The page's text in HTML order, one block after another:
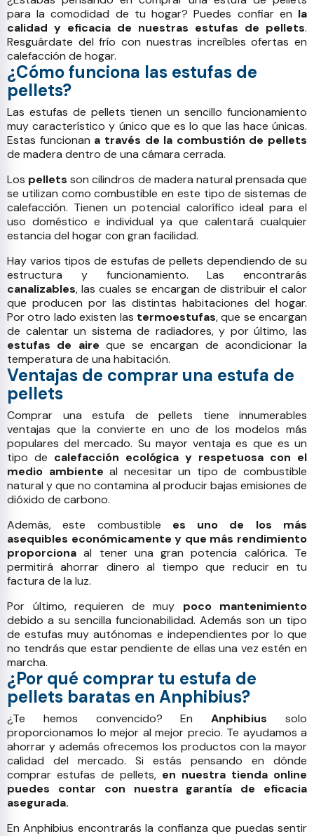
para la comodidad de tu hogar? Puedes confiar en la
calidad y eficacia de nuestras estufas de pellets.
Resguárdate del frío con nuestras increíbles ofertas en
calefacción de hogar.
¿Cómo funciona las estufas de
pellets?
Las estufas de pellets tienen un sencillo funcionamiento
muy característico y único que es lo que las hace únicas.
Estas funcionan a través de la combustión de pellets
de madera dentro de una cámara cerrada.
Los pellets son cilindros de madera natural prensada que
se utilizan como combustible en este tipo de sistemas de
calefacción. Tienen un potencial calorífico ideal para el
uso doméstico e individual ya que calentará cualquier
estancia del hogar con gran facilidad.
Hay varios tipos de estufas de pellets dependiendo de su
estructura y funcionamiento. Las encontrarás
canalizables, las cuales se encargan de distribuir el calor
que producen por las distintas habitaciones del hogar.
Por otro lado existen las termoestufas, que se encargan
de calentar un sistema de radiadores, y por último, las
estufas de aire que se encargan de acondicionar la
temperatura de una habitación.
Ventajas de comprar una estufa de
pellets
Comprar una estufa de pellets tiene innumerables
ventajas que la convierte en uno de los modelos más
populares del mercado. Su mayor ventaja es que es un
tipo de calefacción ecológica y respetuosa con el
medio ambiente al necesitar un tipo de combustible
natural y que no contamina al producir bajas emisiones de
dióxido de carbono.
Además, este combustible es uno de los más
asequibles económicamente y que más rendimiento
proporciona al tener una gran potencia calórica. Te
permitirá ahorrar dinero al tiempo que reducir en tu
factura de la luz.
Por último, requieren de muy poco mantenimiento
debido a su sencilla funcionabilidad. Además son un tipo
de estufas muy autónomas e independientes por lo que
no tendrás que estar pendiente de ellas una vez estén en
marcha.
¿Por qué comprar tu estufa de
pellets baratas en Anphibius?
¿Te hemos convencido? EnAnphibius solo
proporcionamos lo mejor al mejor precio. Te ayudamos a
ahorrar y además ofrecemos los productos con la mayor
calidad del mercado. Si estás pensando en dónde
comprar estufas de pellets, en nuestra tienda online
puedes contar con nuestra garantía de eficacia
asegurada.
En Anphibius encontrarás la confianza que puedas sentir